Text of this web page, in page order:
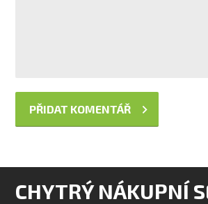
CHYTRÝ NÁKUPNÍ